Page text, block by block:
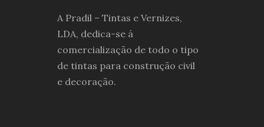
A Pradil – Tintas e Vernizes,
LDA, dedica-se á
comercialização de todo o tipo
de tintas para construção civil
e decoração.